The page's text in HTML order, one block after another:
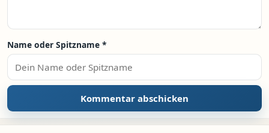
Name oder Spitzname *